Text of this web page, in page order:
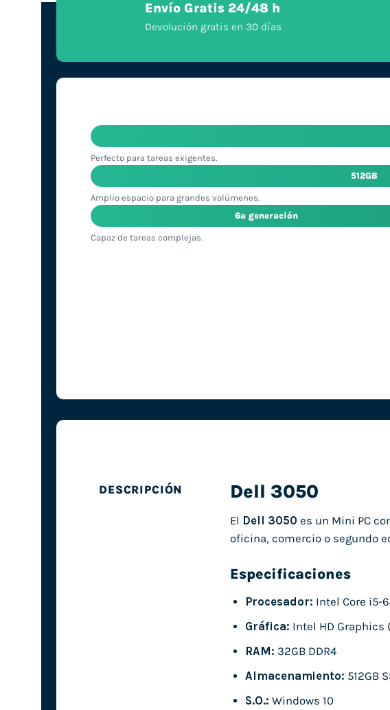
Envío Gratis 24/48 h
Devolución gratis en 30 días
Perfecto para tareas exigentes.
512GB
Amplio espacio para grandes volúmenes.
6ª generación
Capaz de tareas complejas.
DESCRIPCIÓN Dell 3050
El Dell 3050 es un Mini PC
oficina, comercio o segundo
Especificaciones
Procesador: Intel Core i5-
Gráfica: Intel HD Graphics
RAM: 32GB DDR4
Almacenamiento: 512GB
S.O.: Windows 10